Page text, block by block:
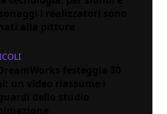
festeggia 30
un video riassume i